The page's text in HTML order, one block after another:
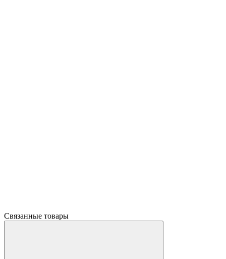
Связанные товары